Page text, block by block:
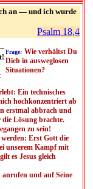
an — und ich wurde
Psalm 18,4
Frage: Wie verhältst Du
Dich in ausweglosen
Situationen?
Ein technisches
hochkonzentriert ab
erstmal abbrach und
die Lösung brachte.
zu sein!
Erst Gott die
unserem Kampf mit
es Jesus gleich
und auf Seine